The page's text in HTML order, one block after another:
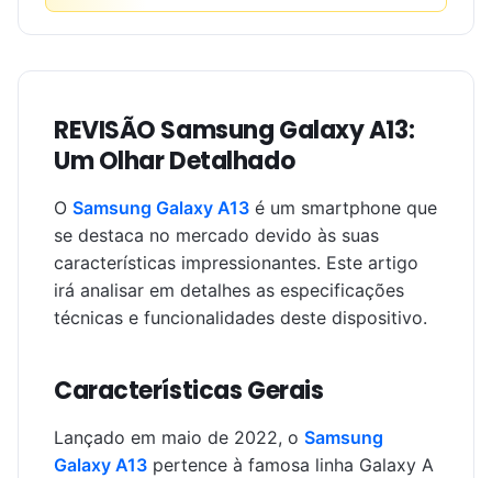
REVISÃO Samsung Galaxy A13:
Um Olhar Detalhado
O Samsung Galaxy A13 é um smartphone que
se destaca no mercado devido às suas
características impressionantes. Este artigo
irá analisar em detalhes as especificações
técnicas e funcionalidades deste dispositivo.
Características Gerais
Lançado em maio de 2022, o Samsung
Galaxy A13 pertence à famosa linha Galaxy A